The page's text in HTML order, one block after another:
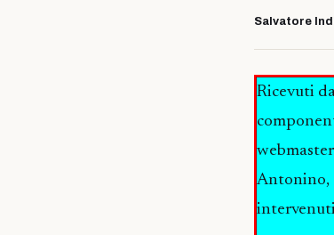
Salvatore
Ricevuti
Antonino,